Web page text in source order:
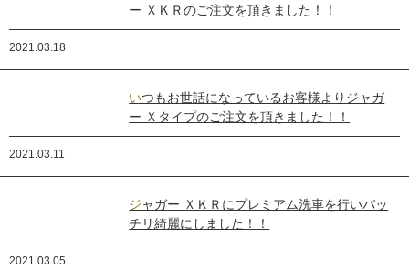
ー ＸＫＲのご注文を頂きました！！
2021.03.18
いつもお世話になっているお客様よりジャガ
ー Ｘタイプのご注文を頂きました！！
2021.03.11
ジャガー ＸＫＲにプレミアム洗車を行いバッ
チリ綺麗にしました！！
2021.03.05